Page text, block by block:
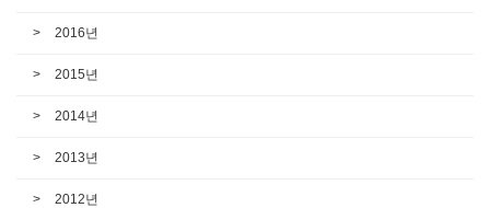
2016년
2015년
2014년
2013년
2012년